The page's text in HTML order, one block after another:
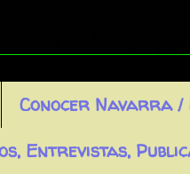
Conocer Navarra
Entrevistas,